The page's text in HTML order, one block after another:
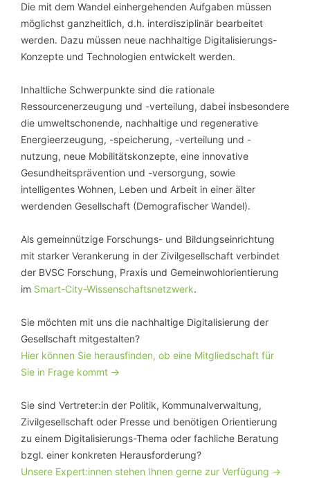
Die mit dem Wandel einhergehenden Aufgaben müssen
möglichst ganzheitlich, d.h. interdisziplinär bearbeitet
werden. Dazu müssen neue nachhaltige Digitalisierungs-
Konzepte und Technologien entwickelt werden.
Inhaltliche Schwerpunkte sind die rationale
Ressourcenerzeugung und -verteilung, dabei insbesondere
die umweltschonende, nachhaltige und regenerative
Energieerzeugung, -speicherung, -verteilung und -
nutzung, neue Mobilitätskonzepte, eine innovative
Gesundheitsprävention und -versorgung, sowie
intelligentes Wohnen, Leben und Arbeit in einer älter
werdenden Gesellschaft (Demografischer Wandel).
Als gemeinnützige Forschungs- und Bildungseinrichtung
mit starker Verankerung in der Zivilgesellschaft verbindet
der BVSC Forschung, Praxis und Gemeinwohlorientierung
im Smart-City-Wissenschaftsnetzwerk.
Sie möchten mit uns die nachhaltige Digitalisierung der
Gesellschaft mitgestalten?
Hier können Sie herausfinden, ob eine Mitgliedschaft für
Sie in Frage kommt ->
Sie sind Vertreter:in der Politik, Kommunalverwaltung,
Zivilgesellschaft oder Presse und benötigen Orientierung
zu einem Digitalisierungs-Thema oder fachliche Beratung
bzgl. einer konkreten Herausforderung?
Unsere Expert:innen stehen Ihnen gerne zur Verfügung ->